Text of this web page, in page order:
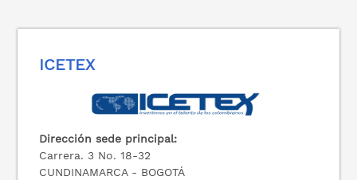
ICETEX
Dirección sede principal:
Carrera. 3 No. 18-32
CUNDINAMARCA - BOGOTÁ